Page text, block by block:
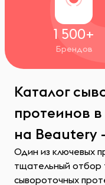
1 500+
Брендов
Каталог
протеинов
на Beautery
Один из ключевых
тщательный отбор
сывороточных